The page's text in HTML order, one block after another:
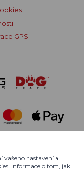
GPS
vašeho nastavení a
Informace o tom, jak